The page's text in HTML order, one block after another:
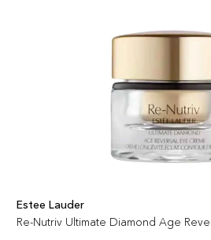
Estee Lauder
Re-Nutriv Ultimate Diamond Age